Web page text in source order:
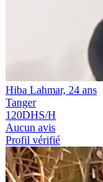
Hiba Lahmar, 24 ans
Tanger
120DHS/H
Aucun avis
Profil vérifié